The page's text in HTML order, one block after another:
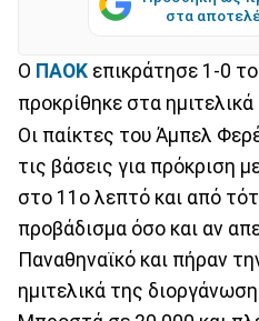
στα
Ο ΠΑΟΚ επικράτησε 1-0
προκρίθηκε στα ημιτελικά
Οι παίκτες του Άμπελ
τις βάσεις για πρόκριση
στο 11ο λεπτό και από
προβάδισμα όσο και αν
Παναθηναϊκό και πήραν
ημιτελικά της